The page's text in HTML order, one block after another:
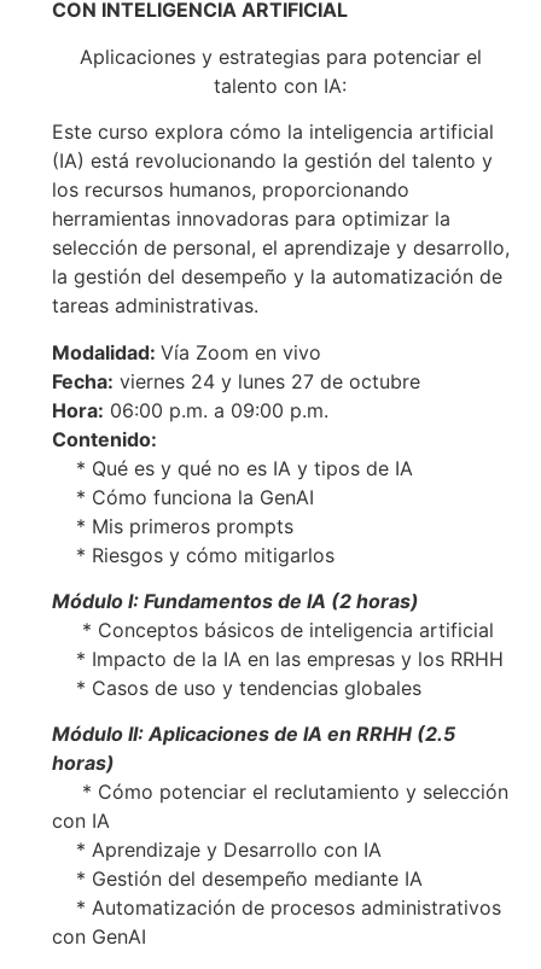
CON INTELIGENCIA ARTIFICIAL
Aplicaciones y estrategias para potenciar el
talento con IA:
Este curso explora cómo la inteligencia artificial
(IA) está revolucionando la gestión del talento y
los recursos humanos, proporcionando
herramientas innovadoras para optimizar la
selección de personal, el aprendizaje y desarrollo,
la gestión del desempeño y la automatización de
tareas administrativas.
Modalidad: Vía Zoom en vivo
Fecha: viernes 24 y lunes 27 de octubre
Hora: 06:00 p.m. a 09:00 p.m.
Contenido:
* Qué es y qué no es IA y tipos de IA
* Cómo funciona la GenAI
* Mis primeros prompts
* Riesgos y cómo mitigarlos
Módulo I: Fundamentos de IA (2 horas)
* Conceptos básicos de inteligencia artificial
* Impacto de la IA en las empresas y los RRHH
* Casos de uso y tendencias globales
Módulo II: Aplicaciones de IA en RRHH (2.5
horas)
* Cómo potenciar el reclutamiento y selección
con IA
* Aprendizaje y Desarrollo con IA
* Gestión del desempeño mediante IA
* Automatización de procesos administrativos
con GenAI